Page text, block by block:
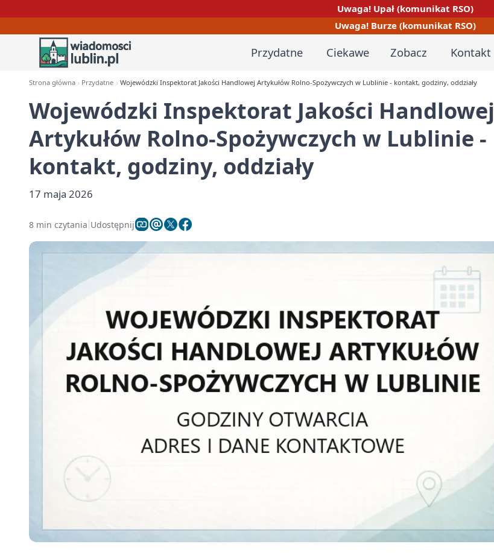
Uwaga! Upał (komunikat RSO)
Uwaga! Burze (komunikat RSO)
Przydatne Ciekawe Zobacz Kontakt
Strona główna Przydatne Wojewódzki Inspektorat Jakości Handlowej Artykułów Rolno-Spożywczych w Lublinie - kontakt, godziny, oddziały
Wojewódzki Inspektorat Jakości Handlowej
Artykułów Rolno-Spożywczych w Lublinie -
kontakt, godziny, oddziały
17 maja 2026
8 min czytania Udostępnij